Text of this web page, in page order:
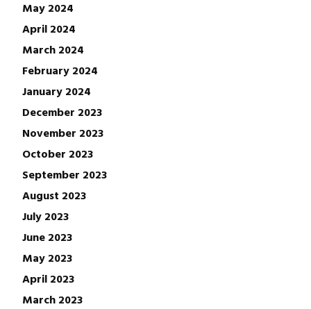
May 2024
April 2024
March 2024
February 2024
January 2024
December 2023
November 2023
October 2023
September 2023
August 2023
July 2023
June 2023
May 2023
April 2023
March 2023